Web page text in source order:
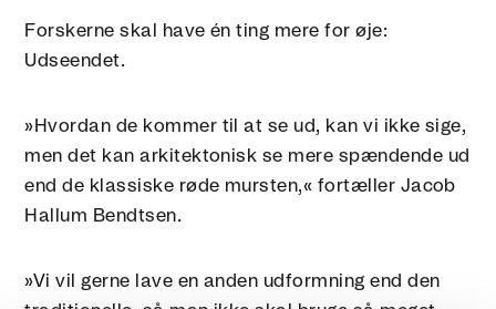
Forskerne skal have én ting mere for øje:
Udseendet.
»Hvordan de kommer til at se ud, kan vi ikke sige,
men det kan arkitektonisk se mere spændende ud
end de klassiske røde mursten,« fortæller Jacob
Hallum Bendtsen.
»Vi vil gerne lave en anden udformning end den